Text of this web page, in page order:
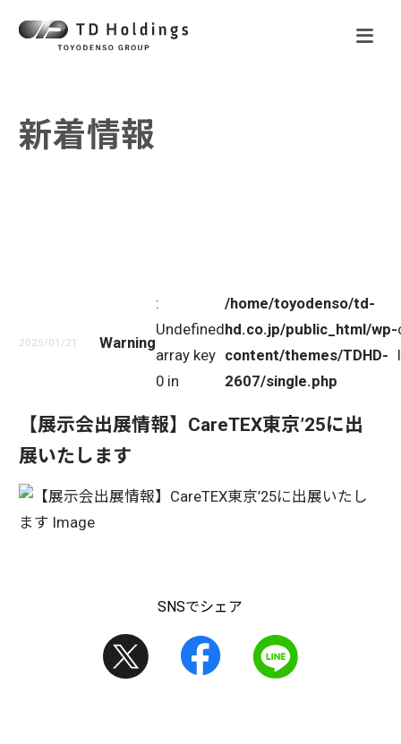
新着情報
2025/01/21 Warning
:
Undefined
array key
0 in
/home/toyodenso/td-
hd.co.jp/public_html/wp-
content/themes/TDHD-
2607/single.php
【展示会出展情報】CareTEX東京’25に出
展いたします
SNSでシェア